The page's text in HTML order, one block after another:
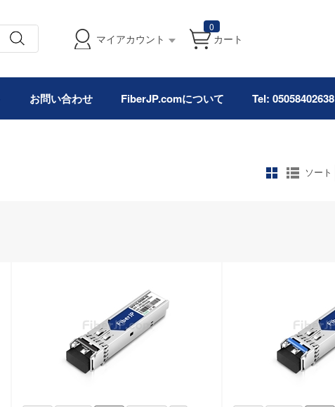
マイアカウント
0
カート
お問い合わせ FiberJP.comについて Tel: 05058402638
ソート